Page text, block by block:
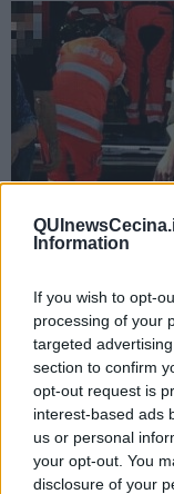
Information
If you wish to opt-
processing of your
targeted
section to confirm
opt-out request is
interest-based ads
us or personal
your opt-out. You
disclosure of your
Foto di repertorio
l'elisoccorso
BIBBONA —Il
intervenuto intorno
soccorsi a un ciclista